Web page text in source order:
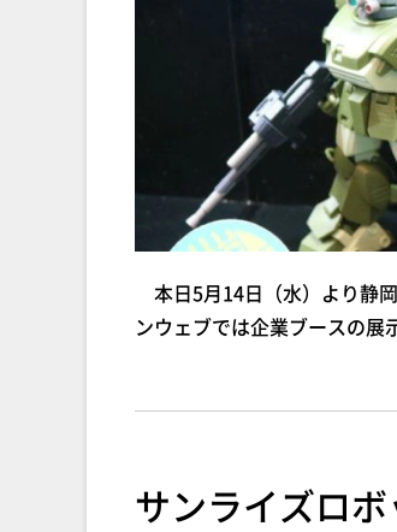
本日5月14日（水）より静
ンウェブでは企業ブースの展
サンライズロ